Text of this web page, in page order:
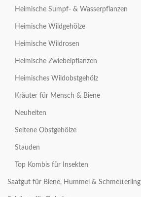
Heimische Sumpf- & Wasserpflanzen
Heimische Wildgehölze
Heimische Wildrosen
Heimische Zwiebelpflanzen
Heimisches Wildobstgehölz
Kräuter für Mensch & Biene
Neuheiten
Seltene Obstgehölze
Stauden
Top Kombis für Insekten
Saatgut für Biene, Hummel & Schmetterling